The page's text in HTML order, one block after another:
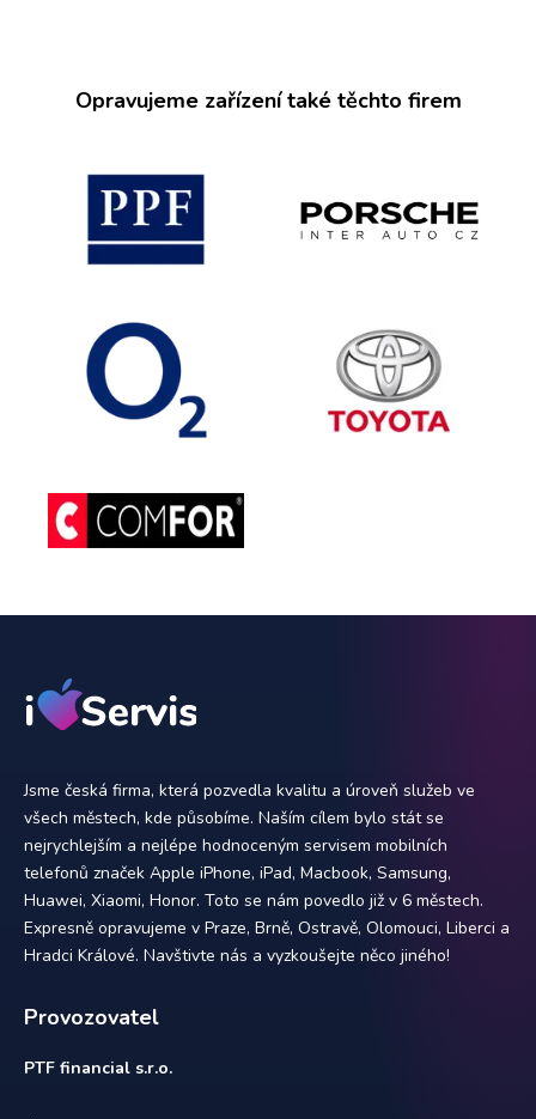
Opravujeme zařízení také těchto firem
Jsme česká firma, která pozvedla kvalitu a úroveň služeb ve
všech městech, kde působíme. Naším cílem bylo stát se
nejrychlejším a nejlépe hodnoceným servisem mobilních
telefonů značek Apple iPhone, iPad, Macbook, Samsung,
Huawei, Xiaomi, Honor. Toto se nám povedlo již v 6 městech.
Expresně opravujeme v Praze, Brně, Ostravě, Olomouci, Liberci a
Hradci Králové. Navštivte nás a vyzkoušejte něco jiného!
Provozovatel
PTF financial s.r.o.